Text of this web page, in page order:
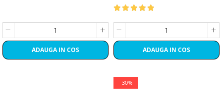
ADAUGA IN COS ADAUGA IN COS
-30%